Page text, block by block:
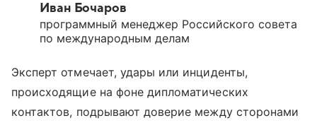
Иван Бочаров
программный менеджер Российского совета
по международным делам
Эксперт отмечает, удары или инциденты,
происходящие на фоне дипломатических
контактов, подрывают доверие между сторонами